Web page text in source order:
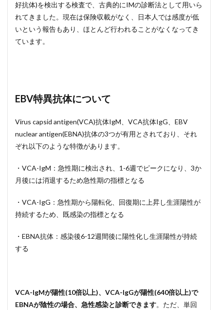
好抗体)を検出する検査で、古典的にIMの診断法として用いら
れてきました。現在は保険収載がなく、日本人では感度が低
いという報告もあり、ほとんど行われることがなくなってき
ています。
EBV特異抗体について
Virus capsid antigen(VCA)抗体IgM、VCA抗体IgG、EBV
nuclear antigen(EBNA)抗体の3つが有用とされており、それ
ぞれ以下のような特徴があります。
・VCA-IgM：急性期に検出され、1-6週でピークになり、3か
月後には消退するため急性期の指標となる
・VCA-IgG：急性期から陽転化、回復期に上昇し生涯陽性が
持続するため、既感染の指標となる
・EBNA抗体：感染後6-12週間後に陽性化し生涯陽性が持続
する
VCA-IgMが陽性(10倍以上)、VCA-IgGが陽性(640倍以上)で
EBNAが陰性の場合、急性感染と診断できます。ただ、単回